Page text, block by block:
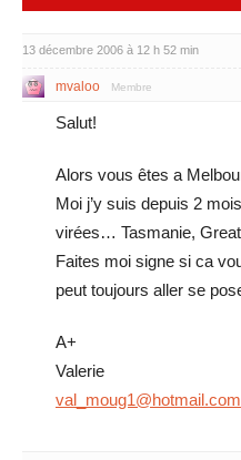
13 décembre 2006 à 12 h 52 min
mvaloo Membre
Salut!
Alors vous êtes a
Moi j’y suis depuis 2
virées… Tasmanie,
Faites moi signe si ca
peut toujours aller se
A+
Valerie
val_moug1@hotmail.com